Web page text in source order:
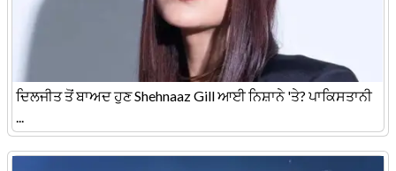
ਦਿਲਜੀਤ ਤੋਂ ਬਾਅਦ ਹੁਣ Shehnaaz Gill ਆਈ ਨਿਸ਼ਾਨੇ 'ਤੇ? ਪਾਕਿਸਤਾਨੀ